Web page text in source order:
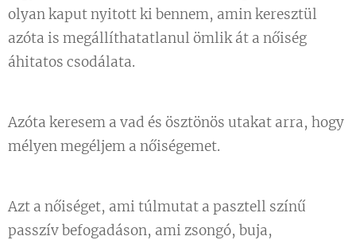
olyan kaput nyitott ki bennem, amin keresztül
azóta is megállíthatatlanul ömlik át a nőiség
áhitatos csodálata.
Azóta keresem a vad és ösztönös utakat arra, hogy
mélyen megéljem a nőiségemet.
Azt a nőiséget, ami túlmutat a pasztell színű
passzív befogadáson, ami zsongó, buja,